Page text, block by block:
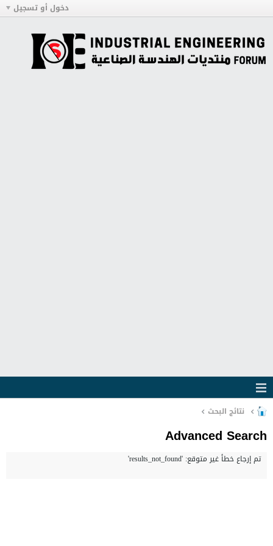
دخول أو تسجيل
نتائج البحث
Advanced Search
تم إرجاع خطأ غير متوقع: 'results_not_found'